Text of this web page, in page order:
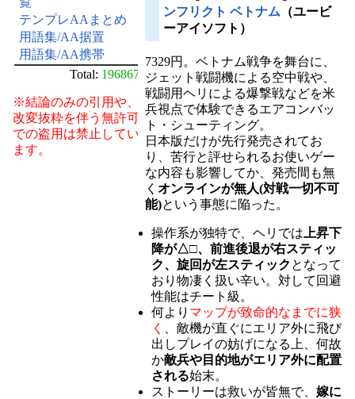
テンプレAAまとめ
用語集/AA据置
用語集/AA携帯
Total: 196867
※結論のみの引用や、
改変抜粋を伴う無許可
での盗用は禁止してい
ます。
ンフリクト ベトナム （ユービ
ーアイソフト）
7329円。ベトナム戦争を舞台に、
ジェット戦闘機による空中戦や、
戦闘用ヘリによる爆撃戦などを米
兵視点で体験できるエアコンバッ
ト・シューティング。
日本版だけが先行発売されてお
り、苦行と評せられるお使いゲー
な内容も影響してか、発売間も無
く オンラインが無人(対戦一切不可
能)という事態に陥った。
操作系が独特で、ヘリでは 上昇下
降が△□、前進後退が右スティッ
ク、旋回が左スティック となって
おり物凄く扱い辛い。対して回避
性能はチート級。
何より マップが致命的なまでに狭
く
、敵機が直ぐにエリア外に飛び
出しプレイの妨げになる上、何故
か敵兵や目的地がエリア外に配置
される始末。
ストーリーは救いが皆無で、 嫁に